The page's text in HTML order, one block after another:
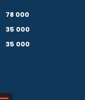
78 000
35 000
35 000